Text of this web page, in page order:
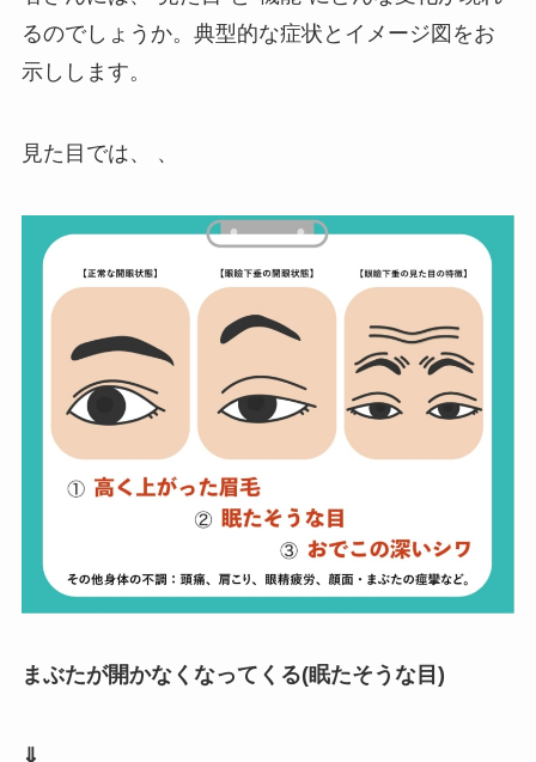
るのでしょうか。典型的な症状とイメージ図をお
示しします。
見た目では、 、
まぶたが開かなくなってくる(眠たそうな目)
⇓